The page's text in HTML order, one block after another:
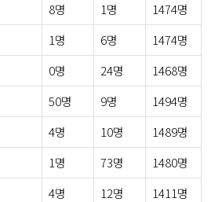
8명 1명
1474명
1명 6명
1474명
0명 24명
1468명
50명 9명
1494명
4명 10명
1489명
1명 73명
1480명
4명 12명
1411명